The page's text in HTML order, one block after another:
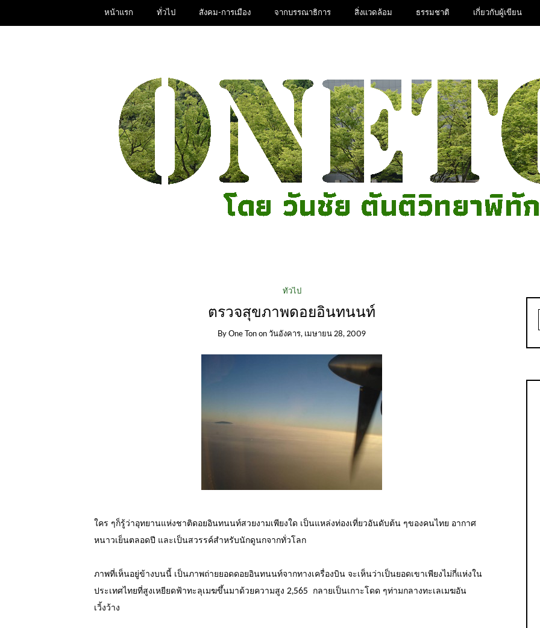
หน้าแรก ทั่วไป สังคม-การเมือง จากบรรณาธิการ สิ่งแวดล้อม ธรรมชาติ เกี่ยวกับผู้เขียน
ทั่วไป
ตรวจสุขภาพดอยอินทนนท์
ByOne Ton onวันอังคาร, เมษายน 28, 2009
ใคร ๆก็รู้ว่าอุทยานแห่งชาติดอยอินทนนท์สวยงามเพียงใด เป็นแหล่งท่องเที่ยวอันดับต้น ๆของคนไทย อากาศ
หนาวเย็นตลอดปี และเป็นสวรรค์สำหรับนักดูนกจากทั่วโลก
ภาพที่เห็นอยู่ข้างบนนี้ เป็นภาพถ่ายยอดดอยอินทนนท์จากทางเครื่องบิน จะเห็นว่าเป็นยอดเขาเพียงไม่กี่แห่งใน
ประเทศไทยที่สูงเหยียดฟ้าทะลุเมฆขึ้นมาด้วยความสูง 2,565 กลายเป็นเกาะโดด ๆท่ามกลางทะเลเมฆอัน
เวิ้งว้าง